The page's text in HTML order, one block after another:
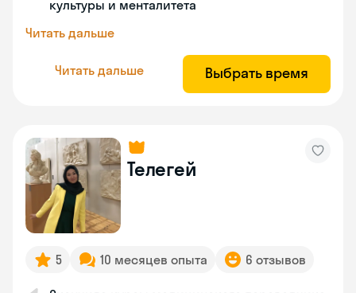
культуры и менталитета
Читать дальше
Читать дальше Выбрать время
Телегей
5 10 месяцев опыта 6 отзывов